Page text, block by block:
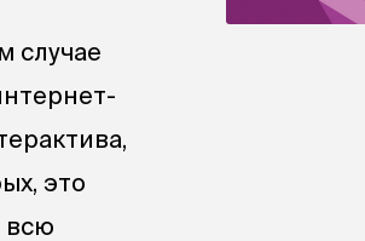
случае
это
всю